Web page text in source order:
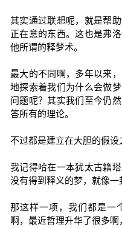
其实通过联想呢，就是帮
正在意的东西。这也是弗
他所谓的释梦术。
最大的不同啊，多年以来
地探索着我们为什么会做
问题呢？其实我们至今仍
答所有的理论。
不过都是建立在大胆的假设
我记得哈在一本犹太古籍
没有得到释义的梦，就像一
那这样一项，我们都是一
啊，最近哲理升华了很多啊